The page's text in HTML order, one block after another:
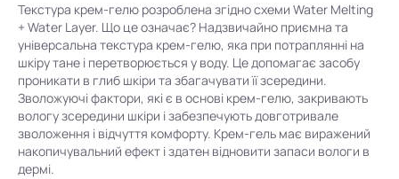
Текстура крем-гелю розроблена згідно схеми Water Melting
+ Water Layer. Що це означає? Надзвичайно приємна та
універсальна текстура крем-гелю, яка при потраплянні на
шкіру тане і перетворюється у воду. Це допомагає засобу
проникати в глиб шкіри та збагачувати її зсередини.
Зволожуючі фактори, які є в основі крем-гелю, закривають
вологу зсередини шкіри і забезпечують довготривале
зволоження і відчуття комфорту. Крем-гель має виражений
накопичувальний ефект і здатен відновити запаси вологи в
дермі.